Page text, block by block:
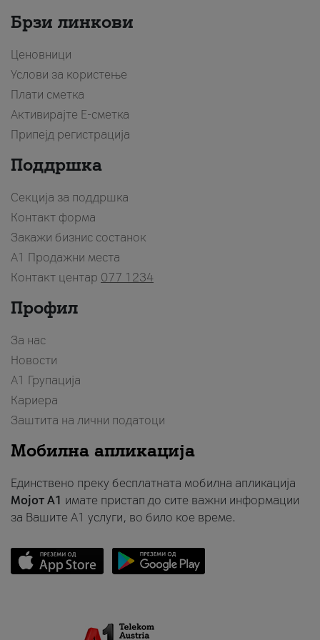
Брзи линкови
Ценовници
Услови за користење
Плати сметка
Активирајте Е-сметка
Припејд регистрација
Поддршка
Секција за поддршка
Контакт форма
Закажи бизнис состанок
A1 Продажни места
Контакт центар 077 1234
Профил
За нас
Новости
А1 Групација
Кариера
Заштита на лични податоци
Мобилна апликација
Единствено преку бесплатната мобилна апликација
Мојот A1 имате пристап до сите важни информации
за Вашите A1 услуги, во било кое време.